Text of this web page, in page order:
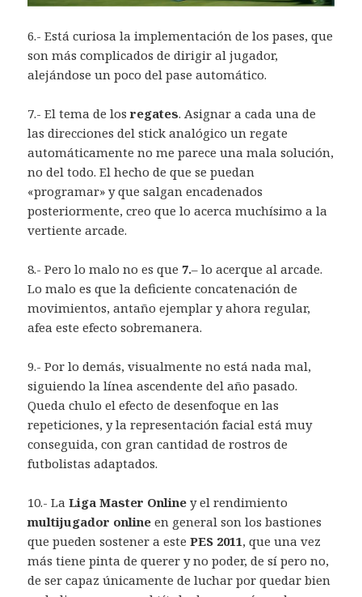
6.- Está curiosa la implementación de los pases, que
son más complicados de dirigir al jugador,
alejándose un poco del pase automático.
7.- El tema de losregates. Asignar a cada una de
las direcciones del stick analógico un regate
automáticamente no me parece una mala solución,
no del todo. El hecho de que se puedan
«programar» y que salgan encadenados
posteriormente, creo que lo acerca muchísimo a la
vertiente arcade.
8.- Pero lo malo no es que 7.– lo acerque al arcade.
Lo malo es que la deficiente concatenación de
movimientos, antaño ejemplar y ahora regular,
afea este efecto sobremanera.
9.- Por lo demás, visualmente no está nada mal,
siguiendo la línea ascendente del año pasado.
Queda chulo el efecto de desenfoque en las
repeticiones, y la representación facial está muy
conseguida, con gran cantidad de rostros de
futbolistas adaptados.
10.- LaLiga Master Online y el rendimiento
multijugador online en general son los bastiones
que pueden sostener a estePES 2011, que una vez
más tiene pinta de querer y no poder, de sí pero no,
de ser capaz únicamente de luchar por quedar bien